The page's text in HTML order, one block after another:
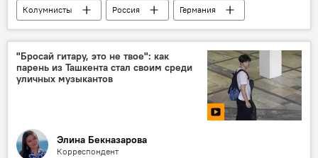
Колумнисты Россия
Германия
Запад
санкции Экономика
"Бросай гитару, это не твое": как
парень из Ташкента стал своим среди
уличных музыкантов
Элина Бекназарова
Корреспондент